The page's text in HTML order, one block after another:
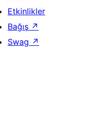
Etkinlikler
Bağış ↗
Swag ↗